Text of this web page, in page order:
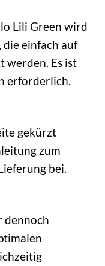
Lili Green wird
einfach auf
werden. Es ist
erforderlich.
gekürzt
zum
bei.
dennoch